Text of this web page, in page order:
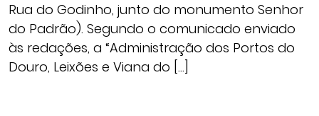
Rua do Godinho, junto do monumento Senhor
do Padrão). Segundo o comunicado enviado
às redações, a “Administração dos Portos do
Douro, Leixões e Viana do […]